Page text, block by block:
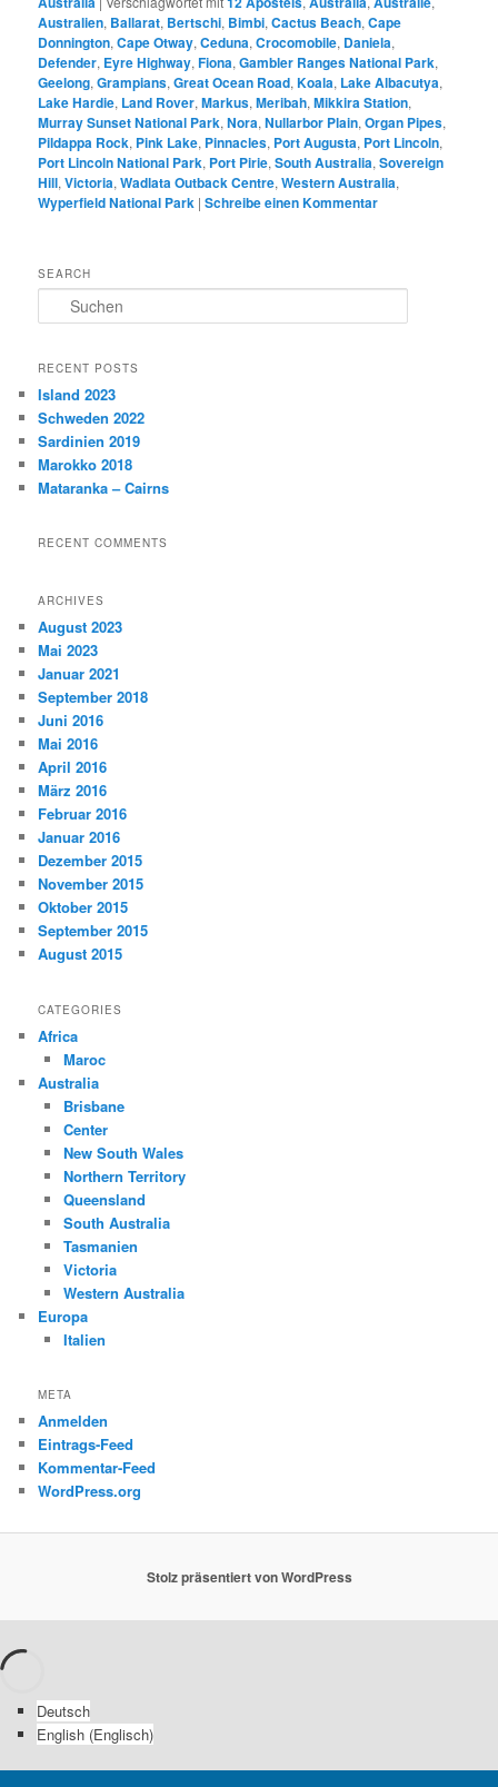
Australien, Ballarat, Bertschi, Bimbi,Cactus Beach,Cape
Donnington,Cape Otway,Ceduna,Crocomobile, Daniela,
Defender, Eyre Highway,Fiona,Gambler Ranges National Park,
Geelong,Grampians,Great Ocean Road,Koala, Lake Albacutya,
Lake Hardie, Land Rover,Markus,Meribah,Mikkira Station,
Murray Sunset National Park,Nora,Nullarbor Plain,Organ Pipes,
Pildappa Rock, Pink Lake, Pinnacles, Port Augusta, Port Lincoln,
Port Lincoln National Park, Port Pirie,South Australia,Sovereign
Hill,Victoria,Wadlata Outback Centre,Western Australia,
Wyperfield National Park |Schreibe einen Kommentar
SEARCH
u
h
n
RECENT POSTS
Island 2023
Schweden 2022
Sardinien 2019
Marokko 2018
Mataranka – Cairns
RECENT COMMENTS
ARCHIVES
August 2023
Mai 2023
Januar 2021
September 2018
Juni 2016
Mai 2016
April 2016
März 2016
Februar 2016
Januar 2016
Dezember 2015
November 2015
Oktober 2015
September 2015
August 2015
CATEGORIES
Africa
Maroc
Australia
Brisbane
Center
New South Wales
Northern Territory
Queensland
South Australia
Tasmanien
Victoria
Western Australia
Europa
Italien
META
Anmelden
Eintrags-Feed
Kommentar-Feed
WordPress.org
Stolz präsentiert von WordPress
Deutsch
English(Englisch)